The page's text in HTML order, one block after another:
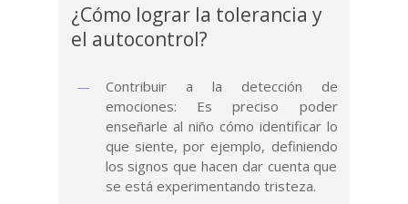
¿Cómo lograr la tolerancia y
el autocontrol?
Contribuir a la detección de
emociones: Es preciso poder
enseñarle al niño cómo identificar lo
que siente, por ejemplo, definiendo
los signos que hacen dar cuenta que
se está experimentando tristeza.